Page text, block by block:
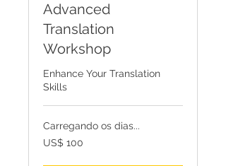
Advanced
Translation
Workshop
Enhance Your Translation
Skills
Carregando os dias...
100
Dólares
US$ 100